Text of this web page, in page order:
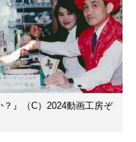
』（C）2024動画工房ぞ